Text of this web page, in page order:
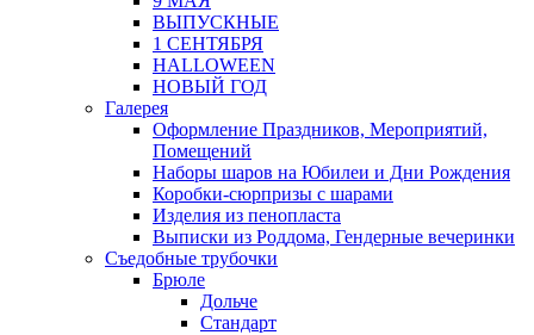
ВЫПУСКНЫЕ
1 СЕНТЯБРЯ
HALLOWEEN
НОВЫЙ ГОД
Галерея
Оформление Праздников, Мероприятий,
Помещений
Наборы шаров на Юбилеи и Дни Рождения
Коробки-сюрпризы с шарами
Изделия из пенопласта
Выписки из Роддома, Гендерные вечеринки
Съедобные трубочки
Брюле
Дольче
Стандарт